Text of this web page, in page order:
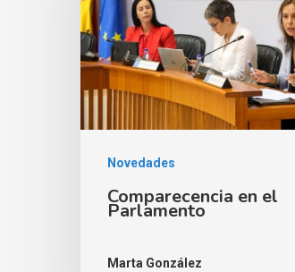
Novedades
Comparecencia en el
Parlamento
Marta González